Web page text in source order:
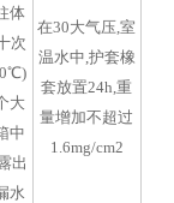
体
次
大
中
出
水
在30大气压,室
温水中,护套橡
套放置24h,重
量增加不超过
1.6mg/cm2